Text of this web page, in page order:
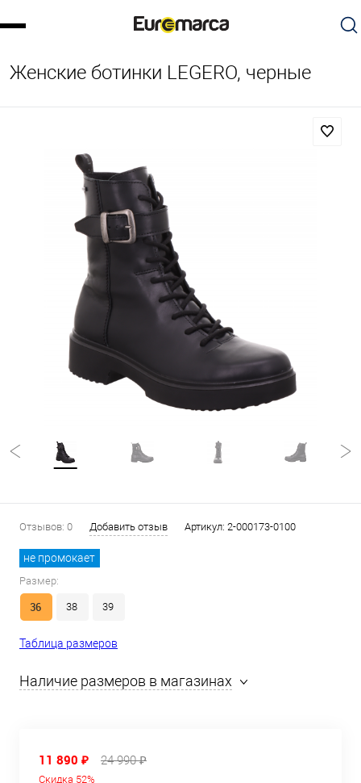
Женские ботинки LEGERO, черные
Отзывов: 0 Добавить отзыв Артикул: 2-000173-0100
не промокает
Размер:
36 38 39
Таблица размеров
Наличие размеров в магазинах
11 890 ₽ 24 990 ₽
Скидка 52%